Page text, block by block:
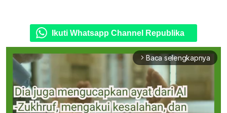
Ikuti Whatsapp Channel Republika
arrow_forward_ios Baca selengkapnya